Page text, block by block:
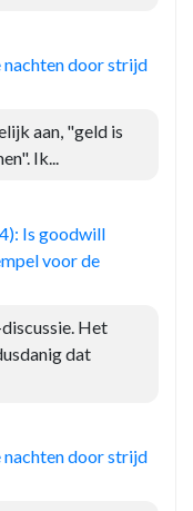
door strijd
aan, "geld is
Ik...
Is goodwill
voor de
Het
dat
door strijd